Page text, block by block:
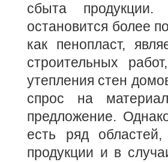
сбыта
остановится более
как пенопласт,
строительных
утепления стен
спрос на
предложение.
есть ряд
продукции и в